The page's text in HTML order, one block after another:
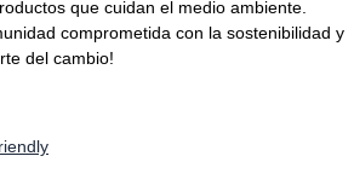
que cuidan el medio ambiente.
comprometida con la sostenibilidad y
del cambio!